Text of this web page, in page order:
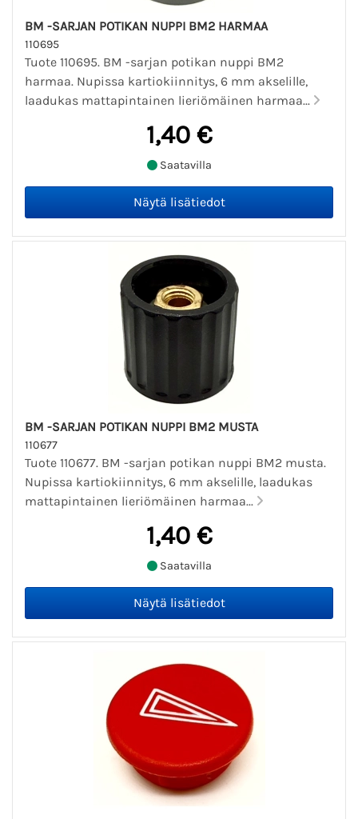
BM -SARJAN POTIKAN NUPPI BM2 HARMAA
110695
Tuote 110695. BM -sarjan potikan nuppi BM2
harmaa. Nupissa kartiokiinnitys, 6 mm akselille,
laadukas mattapintainen lieriömäinen harmaa...
1,40 €
Saatavilla
BM -SARJAN POTIKAN NUPPI BM2 MUSTA
110677
Tuote 110677. BM -sarjan potikan nuppi BM2 musta.
Nupissa kartiokiinnitys, 6 mm akselille, laadukas
mattapintainen lieriömäinen harmaa...
1,40 €
Saatavilla